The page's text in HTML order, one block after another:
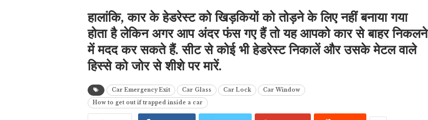
हालांकि, कार के हेडरेस्ट को खिड़कियों को तोड़ने के लिए नहीं बनाया गया
होता है लेकिन अगर आप अंदर फंस गए हैं तो यह आपको कार से बाहर निकलने
में मदद कर सकते हैं. सीट से कोई भी हेडरेस्ट निकालें और उसके मेटल वाले
हिस्से को जोर से शीशे पर मारें.
Car Emergency Exit Car Glass Car Lock
Car Window
How to get out if trapped inside a car